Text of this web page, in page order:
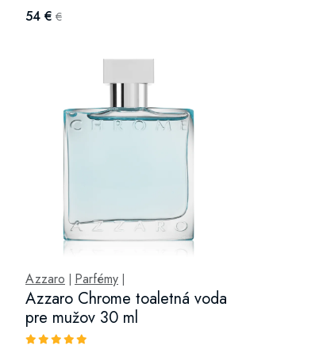
54 € €
Azzaro Parfémy|
Azzaro Chrome toaletná voda
pre mužov 30 ml